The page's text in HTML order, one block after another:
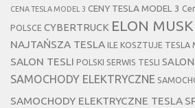
CENA TESLA MODEL 3 CENY TESLA MODEL 3
POLSCE CYBERTRUCK ELON MUSK
NAJTAŃSZA TESLA ILE KOSZTUJE TESLA
SALON TESLI POLSKI SERWIS TESLI
SAMOCHODY ELEKTRYCZNE
SAMOCHODY ELEKTRYCZNE TESLA